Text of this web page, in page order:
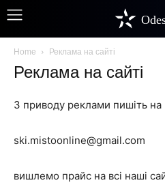
Home Реклама на сайті
Реклама на сайті
З приводу реклами пишіть
ski.mistoonline@gmail.com
вишлемо прайс на всі наші